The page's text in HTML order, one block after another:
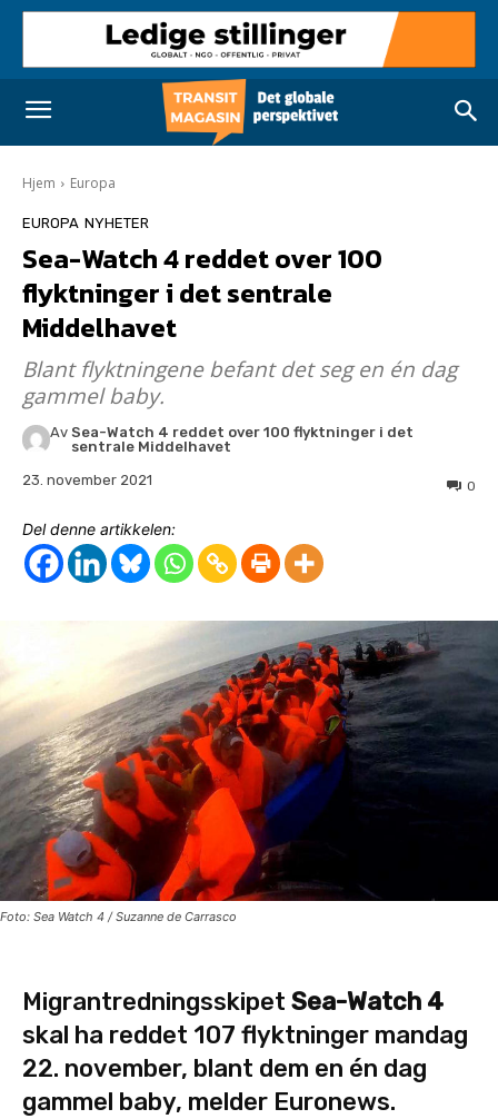
Hjem Europa
EUROPA NYHETER
Sea-Watch 4 reddet over 100
flyktninger i det sentrale
Middelhavet
Blant flyktningene befant det seg en én dag
gammel baby.
Av Sea-Watch 4 reddet over 100 flyktninger i det
sentrale Middelhavet
23. november 2021 0
Del denne artikkelen:
Foto: Sea Watch 4 / Suzanne de Carrasco
Migrantredningsskipet Sea-Watch 4
skal ha reddet 107 flyktninger mandag
22. november, blant dem en én dag
gammel baby, melder Euronews.